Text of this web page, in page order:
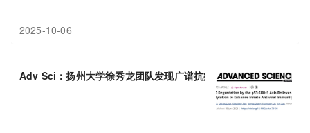
2025-10-06
Adv Sci：扬州大学徐秀龙团队发现广谱抗病毒新策略，靶向p300